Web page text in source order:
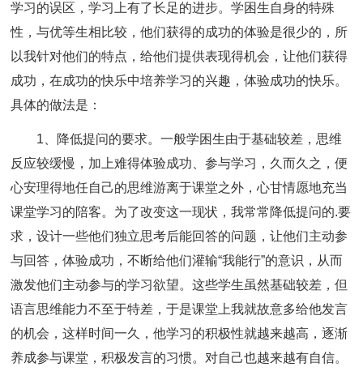
学习的误区，学习上有了长足的进步。学困生自身的特殊
性，与优等生相比较，他们获得的成功的体验是很少的，所
以我针对他们的特点，给他们提供表现得机会，让他们获得
成功，在成功的快乐中培养学习的兴趣，体验成功的快乐。
具体的做法是：
1、降低提问的要求。一般学困生由于基础较差，思维
反应较缓慢，加上难得体验成功、参与学习，久而久之，便
心安理得地任自己的思维游离于课堂之外，心甘情愿地充当
课堂学习的陪客。为了改变这一现状，我常常降低提问的.要
求，设计一些他们独立思考后能回答的问题，让他们主动参
与回答，体验成功，不断给他们灌输“我能行”的意识，从而
激发他们主动参与的学习欲望。这些学生虽然基础较差，但
语言思维能力不至于特差，于是课堂上我就故意多给他发言
的机会，这样时间一久，他学习的积极性就越来越高，逐渐
养成参与课堂，积极发言的习惯。对自己也越来越有自信。